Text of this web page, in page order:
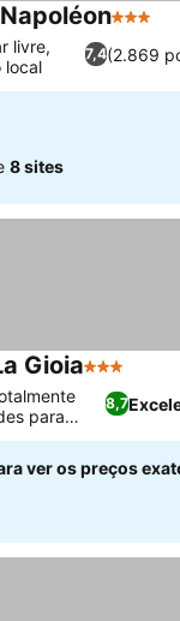
3
7,4(2.869
livre,
local
8 sites
Gioia3 Estrelas
8,7
para
ver os preços